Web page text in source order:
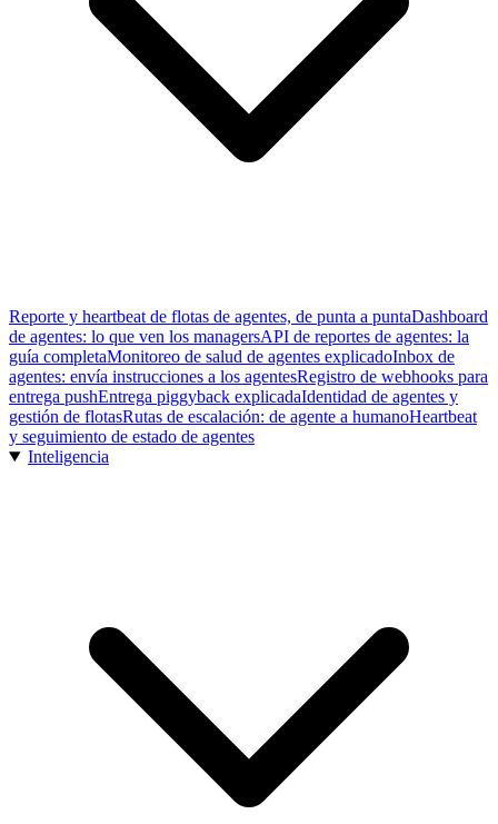
Reporte y heartbeat de flotas de agentes, de punta a puntaDashboard
de agentes: lo que ven los managersAPI de reportes de agentes: la
guía completaMonitoreo de salud de agentes explicadoInbox de
agentes: envía instrucciones a los agentesRegistro de webhooks para
entrega pushEntrega piggyback explicadaIdentidad de agentes y
gestión de flotasRutas de escalación: de agente a humanoHeartbeat
y seguimiento de estado de agentes
Inteligencia